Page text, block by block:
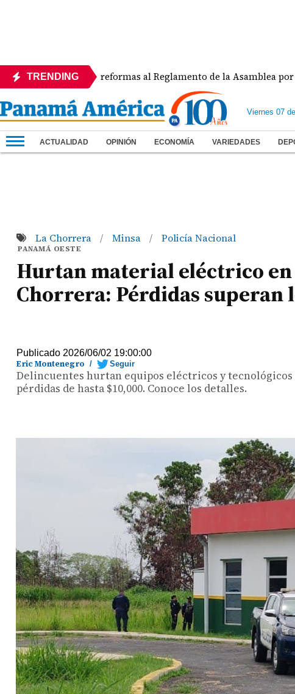
TRENDING
rechaza reformas al Reglamento de la Asamblea por asignar
Viernes 07
ACTUALIDAD OPINIÓN ECONOMÍA VARIEDADES
La Chorrera / Minsa / Policía Nacional
PANAMÁ OESTE
Hurtan material eléctrico
Chorrera: Pérdidas superan
Publicado 2026/06/02 19:00:00
Eric Montenegro / Seguir
Delincuentes hurtan equipos eléctricos y
pérdidas de hasta $10,000. Conoce los detalles.